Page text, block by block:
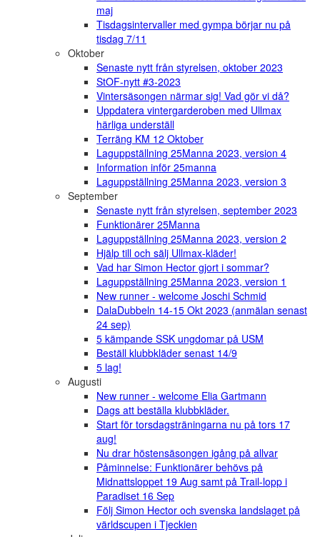
maj
Tisdagsintervaller med gympa börjar nu på
tisdag 7/11
Oktober
Senaste nytt från styrelsen, oktober 2023
StOF-nytt #3-2023
Vintersäsongen närmar sig! Vad gör vi då?
Uppdatera vintergarderoben med Ullmax
härliga underställ
Terräng KM 12 Oktober
Laguppställning 25Manna 2023, version 4
Information inför 25manna
Laguppställning 25Manna 2023, version 3
September
Senaste nytt från styrelsen, september 2023
Funktionärer 25Manna
Laguppställning 25Manna 2023, version 2
Hjälp till och sälj Ullmax-kläder!
Vad har Simon Hector gjort i sommar?
Laguppställning 25Manna 2023, version 1
New runner - welcome Joschi Schmid
DalaDubbeln 14-15 Okt 2023 (anmälan senast
24 sep)
5 kämpande SSK ungdomar på USM
Beställ klubbkläder senast 14/9
5 lag!
Augusti
New runner - welcome Elia Gartmann
Dags att beställa klubbkläder.
Start för torsdagsträningarna nu på tors 17
aug!
Nu drar höstensäsongen igång på allvar
Påminnelse: Funktionärer behövs på
Midnattsloppet 19 Aug samt på Trail-lopp i
Paradiset 16 Sep
Följ Simon Hector och svenska landslaget på
världscupen i Tjeckien